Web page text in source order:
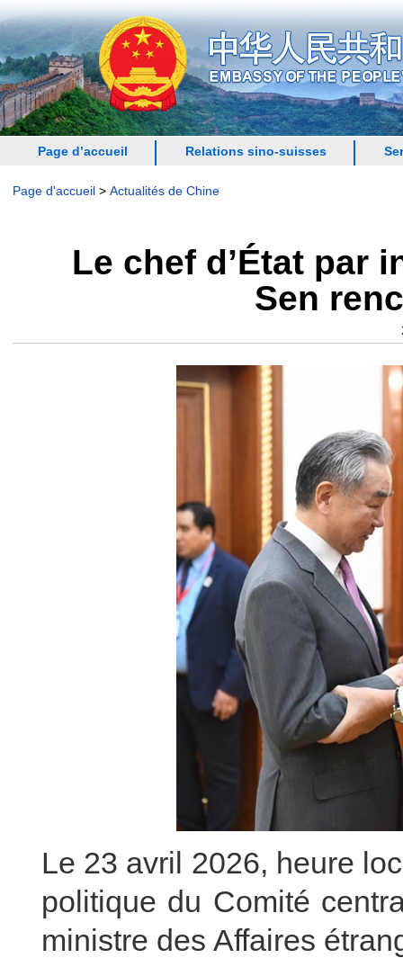
Page d’accueil Relations sino-suisses
Page d'accueil > Actualités de Chine
Le chef d’État par
Sen
Le 23 avril 2026, heure
politique du Comité
ministre des Affaires